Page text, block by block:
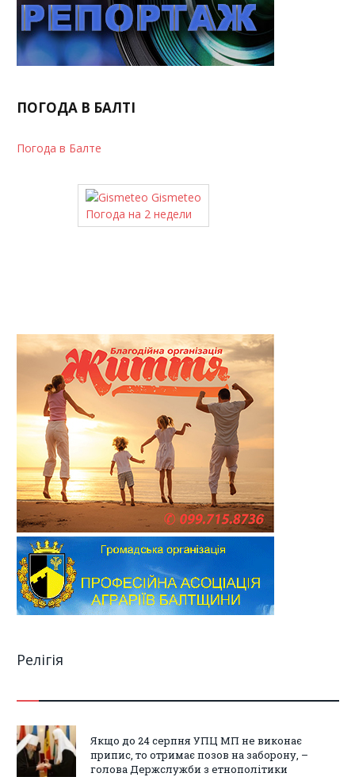
ПОГОДА В БАЛТІ
Погода в Балте
Gismeteo
Погода на 2 недели
Релігія
Якщо до 24 серпня УПЦ МП не виконає
припис, то отримає позов на заборону, –
голова Держслужби з етнополітики